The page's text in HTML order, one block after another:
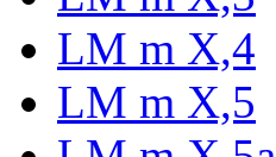
LM m X,4
LM m X,5